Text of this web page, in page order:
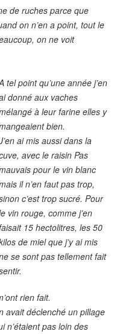
de ruches parce que
on n’en a point, tout le
on ne voit
tel point qu’une année j’en
donné aux vaches
à leur farine elles y
bien.
ai mis aussi dans la
avec le raisin Pas
pour le vin blanc
il n’en faut pas trop,
c’est trop sucré. Pour
vin rouge, comme j’en
15 hectolitres, les 50
de miel que j’y ai mis
se sont pas tellement fait
rien fait.
avait déclenché un pillage
n’étaient pas loin des